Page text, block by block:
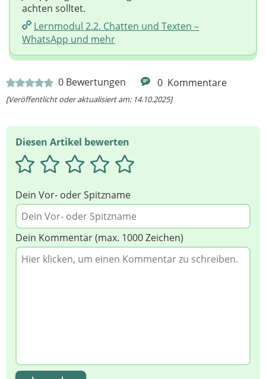
0 Bewertungen 0 Kommentare
[Veröffentlicht oder aktualisiert am: 14.10.2025]
Diesen Artikel bewerten
Dein Vor- oder Spitzname
Dein Kommentar (max. 1000 Zeichen)
achten solltet.
Lernmodul 2.2. Chatten und Texten –
WhatsApp und mehr